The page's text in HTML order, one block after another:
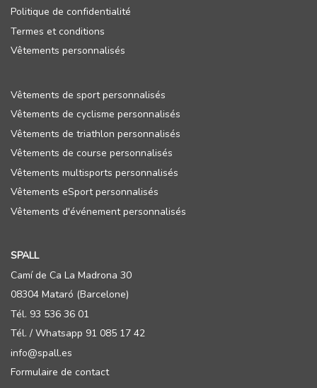
Politique de confidentialité
Termes et conditions
Vêtements personnalisés
Vêtements de sport personnalisés
Vêtements de cyclisme personnalisés
Vêtements de triathlon personnalisés
Vêtements de course personnalisés
Vêtements multisports personnalisés
Vêtements eSport personnalisés
Vêtements d'événement personnalisés
SPALL
Camí de Ca La Madrona 30
08304 Mataró (Barcelone)
Tél. 93 536 36 01
Tél. / Whatsapp 91 085 17 42
info@spall.es
Formulaire de contact